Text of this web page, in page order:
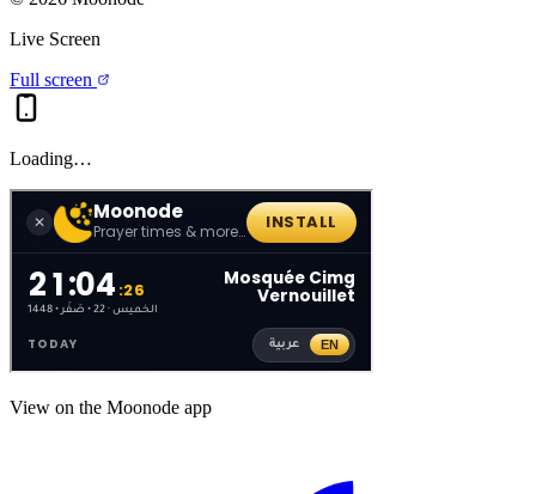
Live Screen
Full screen
Loading…
View on the Moonode app